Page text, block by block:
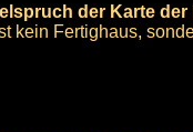
der Karte der
kein Fertighaus,